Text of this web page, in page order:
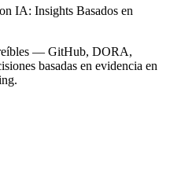
IA: Insights Basados en
— GitHub, DORA,
basadas en evidencia en